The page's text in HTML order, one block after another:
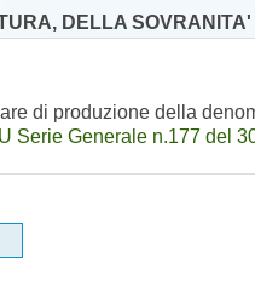
DELLA
di produzione della
Serie Generale n.177 del